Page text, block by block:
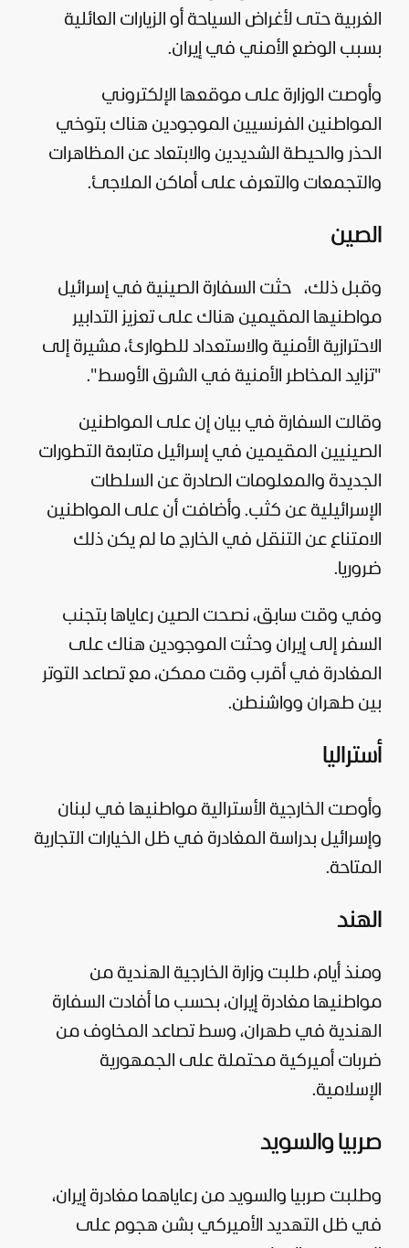
الغربية حتى لأغراض السياحة أو الزيارات العائلية
بسبب الوضع الأمني في إيران.
وأوصت الوزارة على موقعها الإلكتروني
المواطنين الفرنسيين الموجودين هناك بتوخي
الحذر والحيطة الشديدين والابتعاد عن المظاهرات
والتجمعات والتعرف على أماكن الملاجئ.
الصين
وقبل ذلك، حثت السفارة الصينية في إسرائيل
مواطنيها المقيمين هناك على تعزيز التدابير
الاحترازية الأمنية والاستعداد للطوارئ، مشيرة إلى
"تزايد المخاطر الأمنية في الشرق الأوسط".
وقالت السفارة في بيان إن على المواطنين
الصينيين المقيمين في إسرائيل متابعة التطورات
الجديدة والمعلومات الصادرة عن السلطات
الإسرائيلية عن كثب. وأضافت أن على المواطنين
الامتناع عن التنقل في الخارج ما لم يكن ذلك
ضروريا.
وفي وقت سابق، نصحت الصين رعاياها بتجنب
السفر إلى إيران وحثت الموجودين هناك على
المغادرة في أقرب وقت ممكن، مع تصاعد التوتر
بين طهران وواشنطن.
أستراليا
وأوصت الخارجية الأسترالية مواطنيها في لبنان
وإسرائيل بدراسة المغادرة في ظل الخيارات التجارية
المتاحة.
الهند
ومنذ أيام، طلبت وزارة الخارجية الهندية من
مواطنيها مغادرة إيران، بحسب ما أفادت السفارة
الهندية في طهران، وسط تصاعد المخاوف من
ضربات أميركية محتملة على الجمهورية
الإسلامية.
صربيا والسويد
وطلبت صربيا والسويد من رعاياهما مغادرة إيران،
في ظل التهديد الأميركي بشن هجوم على